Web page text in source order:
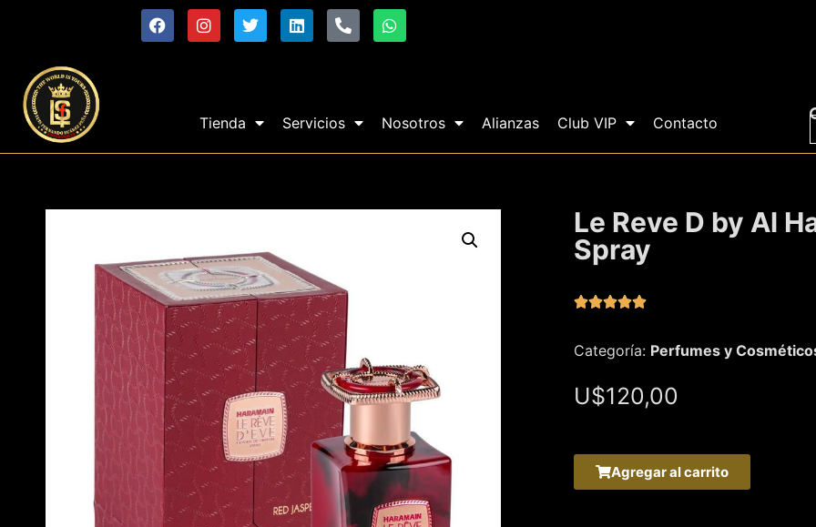
Tienda Servicios Nosotros Alianzas Club VIP Contacto
Le Reve D by Al
Spray

Categoría: Perfumes y
U$120,00
Agregar al carrito